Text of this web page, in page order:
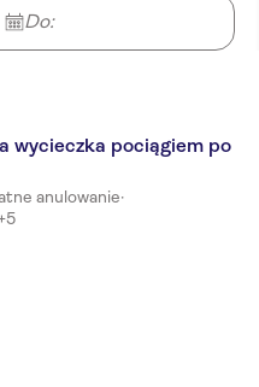
Do:
wycieczka pociągiem po
anulowanie·